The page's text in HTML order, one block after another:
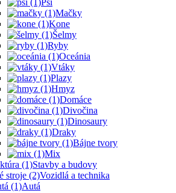
Psi
Mačky
Kone
Šelmy
Ryby
Oceánia
Vtáky
Plazy
Hmyz
Domáce
Divočina
Dinosaury
Draky
Bájne tvory
Mix
Stavby a budovy
Vozidlá a technika
Autá